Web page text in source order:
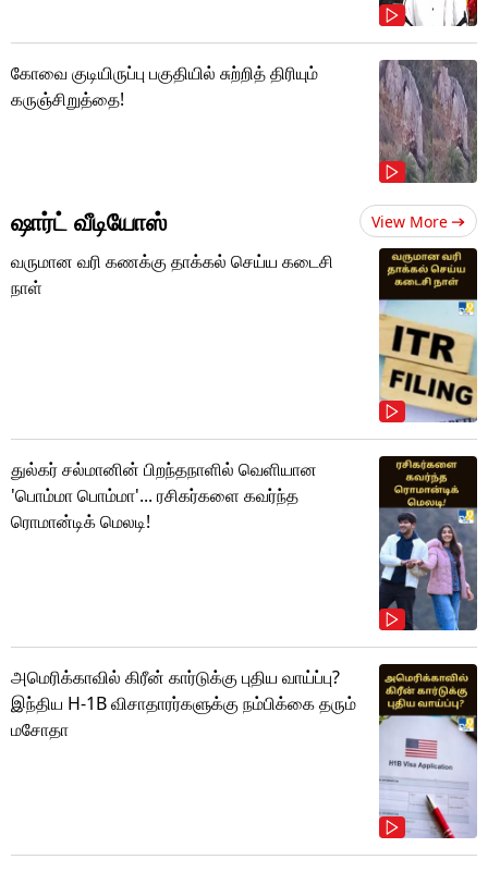
கோவை குடியிருப்பு பகுதியில் சுற்றித் திரியும்
கருஞ்சிறுத்தை!
ஷார்ட் வீடியோஸ் View More
வருமான வரி கணக்கு தாக்கல் செய்ய கடைசி
நாள்
துல்கர் சல்மானின் பிறந்தநாளில் வெளியான
'பொம்மா பொம்மா'... ரசிகர்களை கவர்ந்த
ரொமான்டிக் மெலடி!
அமெரிக்காவில் கிரீன் கார்டுக்கு புதிய வாய்ப்பு?
இந்திய H-1B விசாதாரர்களுக்கு நம்பிக்கை தரும்
மசோதா